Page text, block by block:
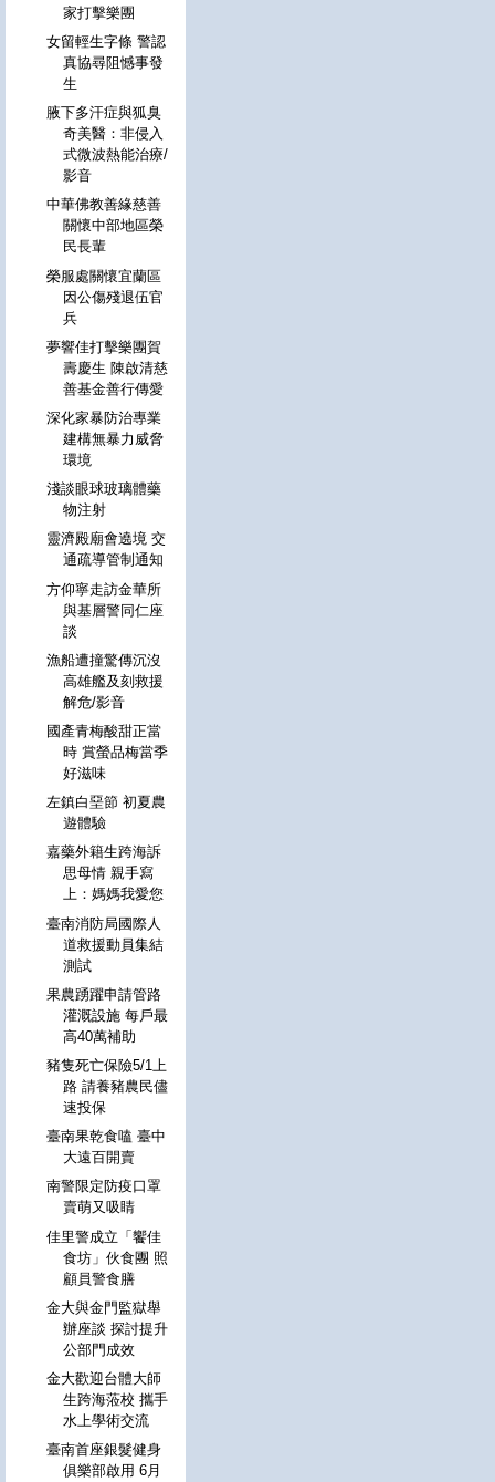
家打擊樂團
女留輕生字條 警認
真協尋阻憾事發
生
腋下多汗症與狐臭
奇美醫：非侵入
式微波熱能治療/
影音
中華佛教善緣慈善
關懷中部地區榮
民長輩
榮服處關懷宜蘭區
因公傷殘退伍官
兵
夢響佳打擊樂團賀
壽慶生 陳啟清慈
善基金善行傳愛
深化家暴防治專業
建構無暴力威脅
環境
淺談眼球玻璃體藥
物注射
靈濟殿廟會遶境 交
通疏導管制通知
方仰寧走訪金華所
與基層警同仁座
談
漁船遭撞驚傳沉沒
高雄艦及刻救援
解危/影音
國產青梅酸甜正當
時 賞螢品梅當季
好滋味
左鎮白堊節 初夏農
遊體驗
嘉藥外籍生跨海訴
思母情 親手寫
上：媽媽我愛您
臺南消防局國際人
道救援動員集結
測試
果農踴躍申請管路
灌溉設施 每戶最
高40萬補助
豬隻死亡保險5/1上
路 請養豬農民儘
速投保
臺南果乾食嗑 臺中
大遠百開賣
南警限定防疫口罩
賣萌又吸睛
佳里警成立「饗佳
食坊」伙食團 照
顧員警食膳
金大與金門監獄舉
辦座談 探討提升
公部門成效
金大歡迎台體大師
生跨海蒞校 攜手
水上學術交流
臺南首座銀髮健身
俱樂部啟用 6月